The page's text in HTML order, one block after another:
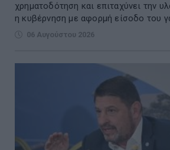
χρηματοδότηση και επιταχύνει την
η κυβέρνηση με αφορμή είσοδο του
06 Αυγούστου 2026